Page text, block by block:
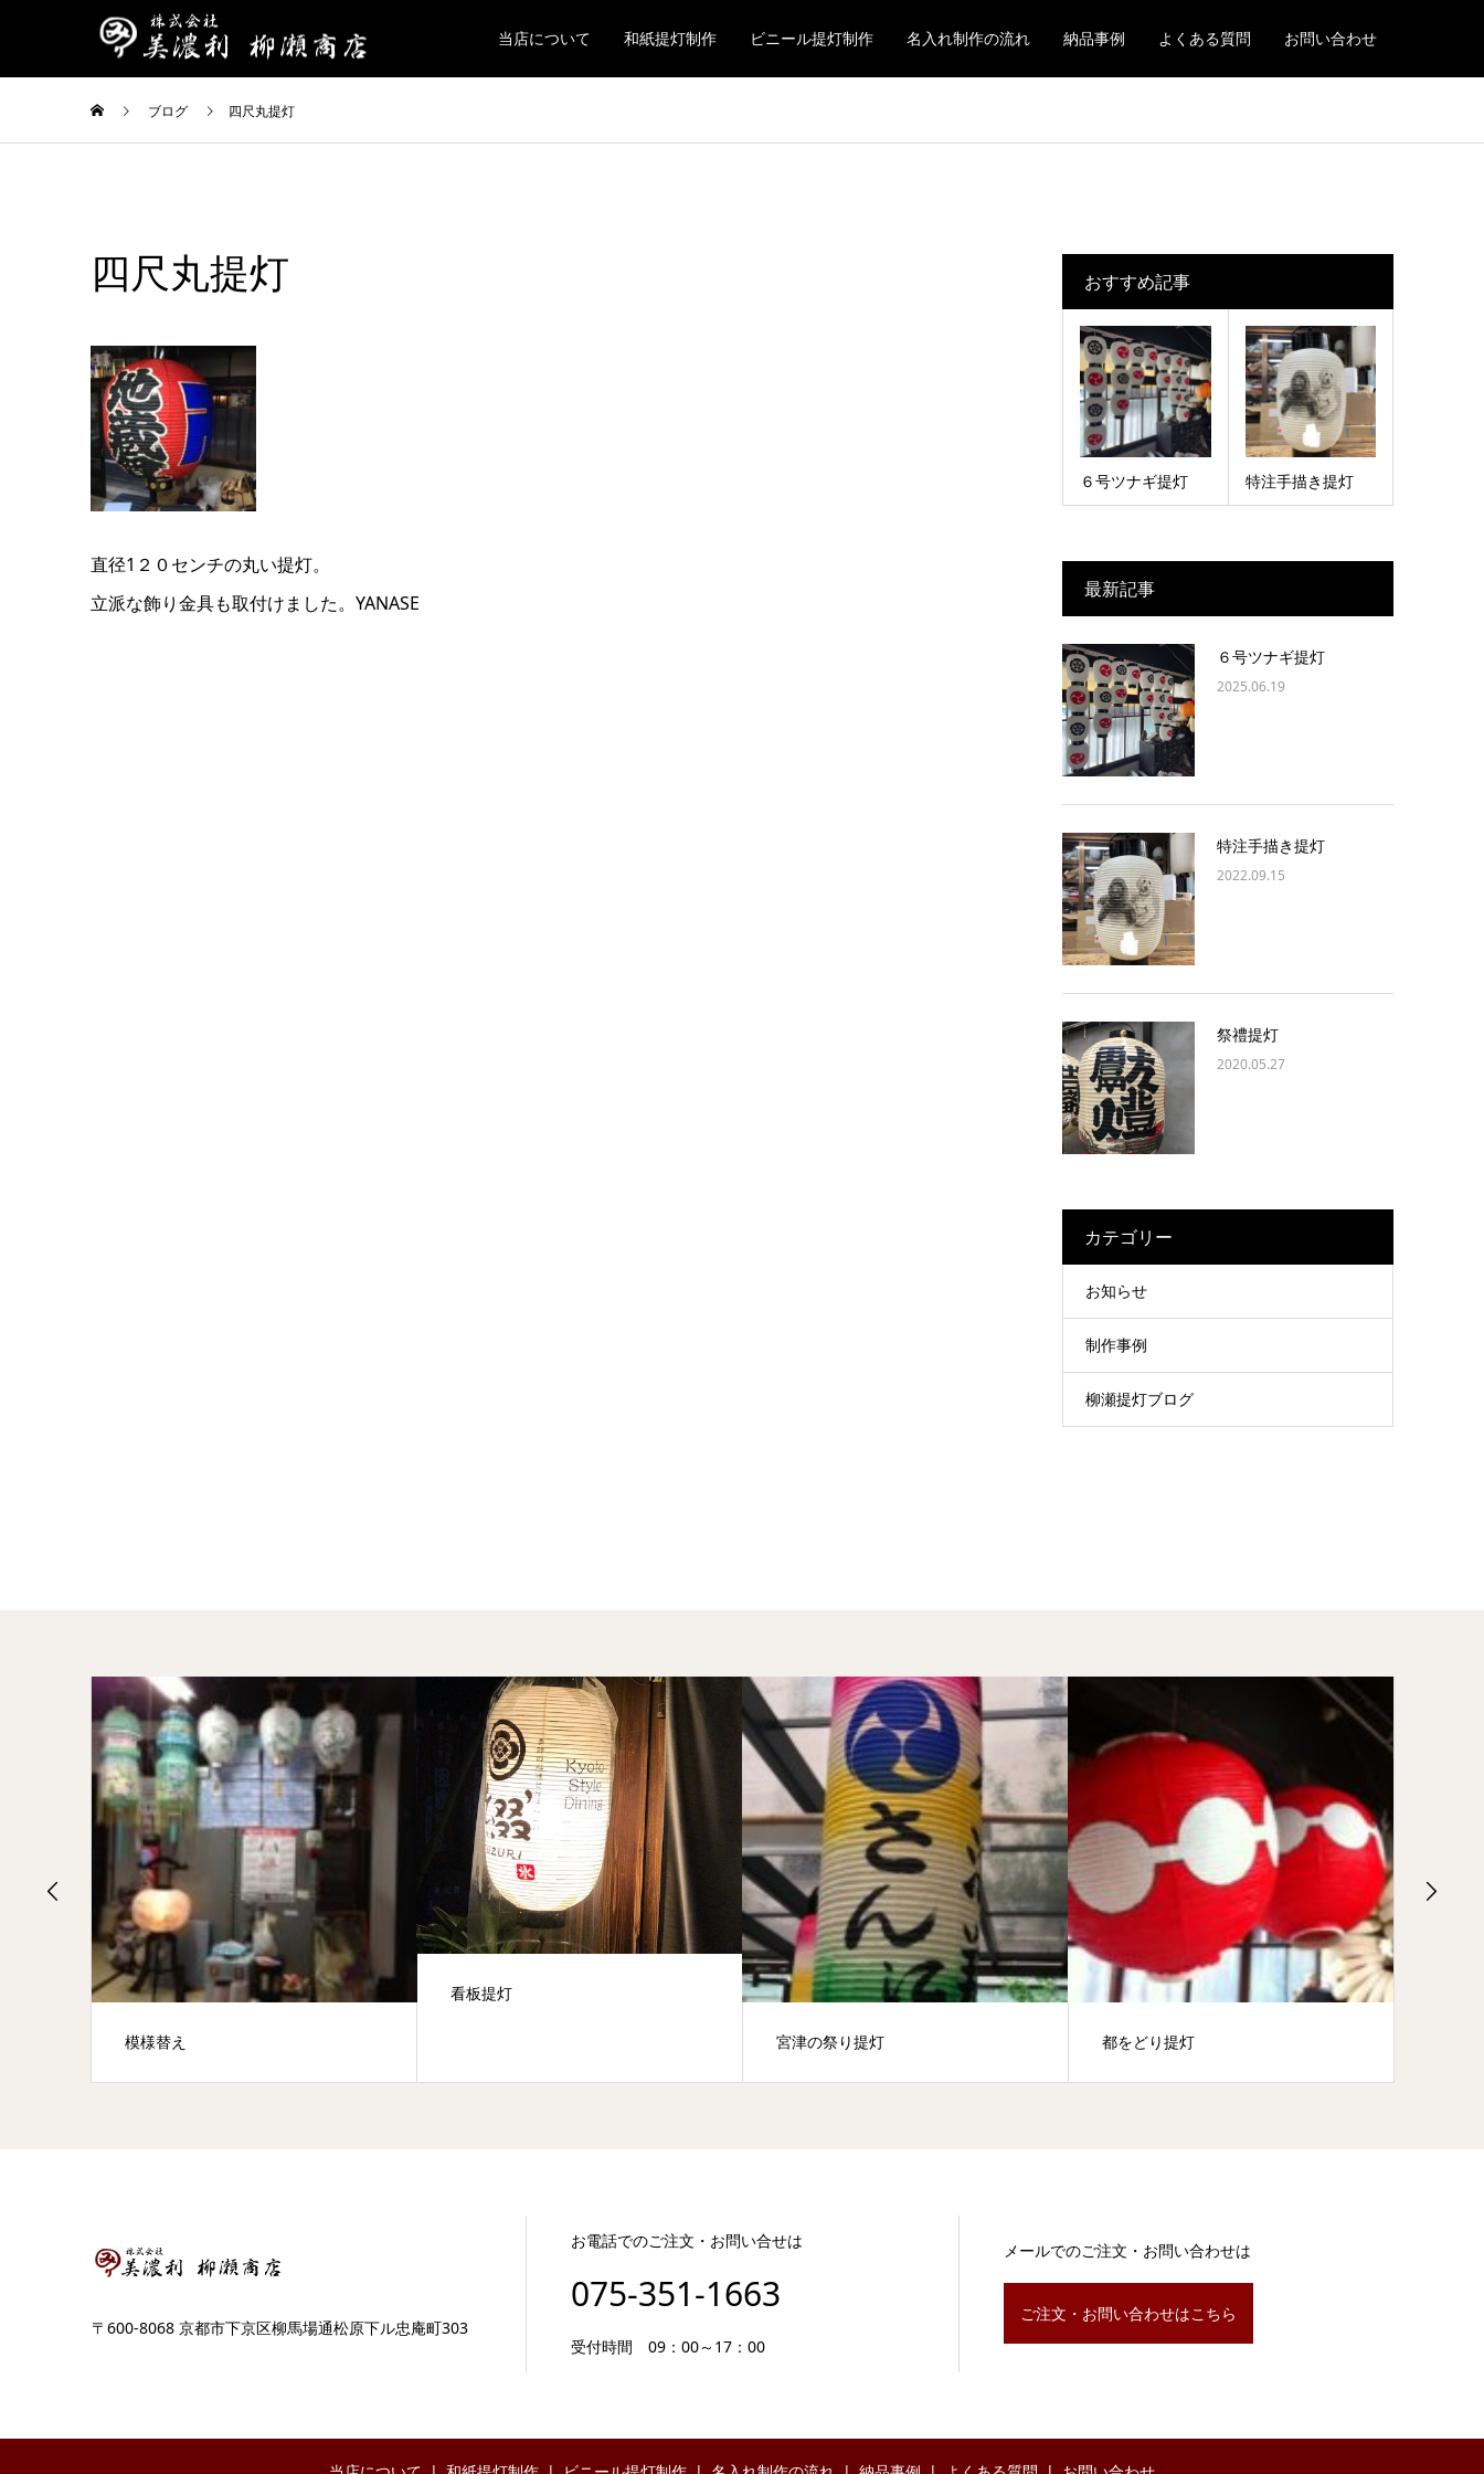
当店について 和紙提灯制作 ビニール提灯制作 名入れ制作の流れ 納品事例 よくある質問 お問い合わせ
ブログ 四尺丸提灯
四尺丸提灯
直径1２０センチの丸い提灯。
立派な飾り金具も取付けました。YANASE
おすすめ記事
６号ツナギ提灯 特注手描き提灯
最新記事
６号ツナギ提灯
2025.06.19
特注手描き提灯
2022.09.15
祭禮提灯
2020.05.27
カテゴリー
お知らせ
制作事例
柳瀬提灯ブログ
模様替え
看板提灯
宮津の祭り提灯 都をどり提灯
〒600-8068 京都市下京区柳馬場通松原下ル忠庵町303
お電話でのご注文・お問い合せは
075-351-1663
受付時間 09：00～17：00
メールでのご注文・お問い合わせは
ご注文・お問い合わせはこちら